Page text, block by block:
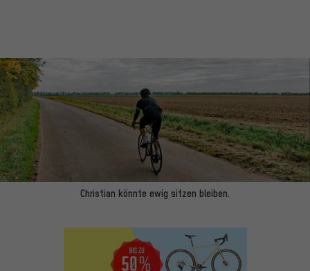
Christian könnte ewig sitzen bleiben.